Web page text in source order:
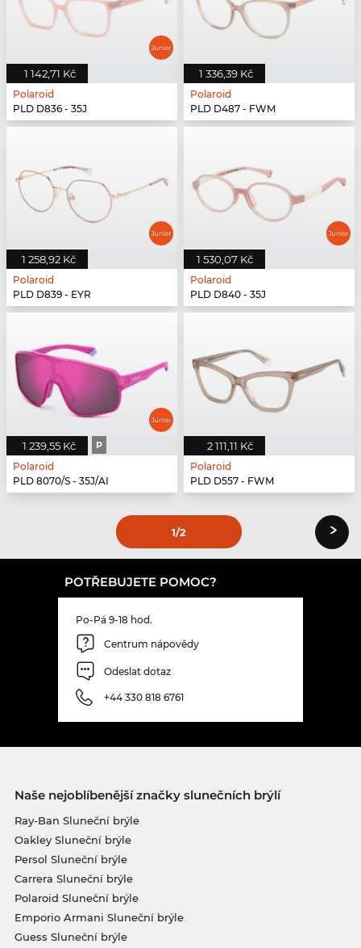
1 142,71 Kč
Polaroid
PLD D836 - 35J
1 336,39 Kč
Polaroid
PLD D487 - FWM
1 258,92 Kč
Polaroid
PLD D839 - EYR
1 530,07 Kč
Polaroid
PLD D840 - 35J
1 239,55 Kč P
Polaroid
PLD 8070/S - 35J/AI
2 111,11 Kč
Polaroid
PLD D557 - FWM
1/2 ›
POTŘEBUJETE POMOC?
Po-Pá 9-18 hod.
Centrum nápovědy
Odeslat dotaz
+44 330 818 6761
Naše nejoblíbenější značky slunečních brýlí
Ray-Ban Sluneční brýle
Oakley Sluneční brýle
Persol Sluneční brýle
Carrera Sluneční brýle
Polaroid Sluneční brýle
Emporio Armani Sluneční brýle
Guess Sluneční brýle